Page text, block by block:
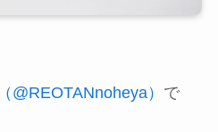
（@REOTANnoheya） で